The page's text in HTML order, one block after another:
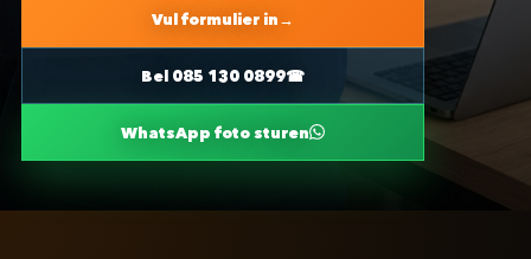
Vul formulier in
Bel 085 130 0899
WhatsApp foto sturen